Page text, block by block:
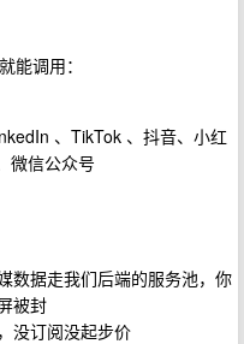
能调用：
、TikTok 、抖音、小红
微信公众号
数据走我们后端的服务池，你
被封
没订阅没起步价